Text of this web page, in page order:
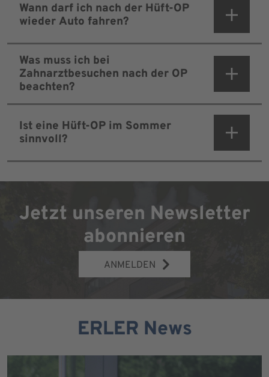
Wann darf ich nach der Hüft-OP
wieder Auto fahren?
Was muss ich bei
Zahnarztbesuchen nach der OP
beachten?
Ist eine Hüft-OP im Sommer
sinnvoll?
Jetzt unseren Newsletter
abonnieren
ANMELDEN
ERLER News